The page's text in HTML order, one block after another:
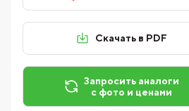
Скачать в PDF
Запросить аналоги
с фото и ценами